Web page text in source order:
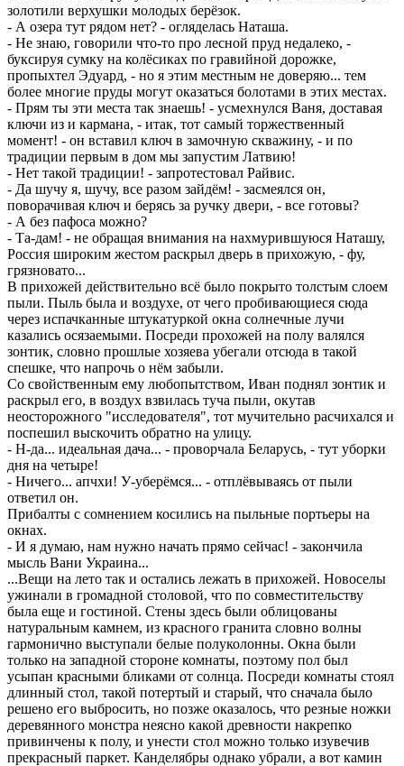
золотили верхушки молодых берёзок.
- А озера тут рядом нет? - огляделась Наташа.
- Не знаю, говорили что-то про лесной пруд недалеко, -
буксируя сумку на колёсиках по гравийной дорожке,
пропыхтел Эдуард, - но я этим местным не доверяю... тем
более многие пруды могут оказаться болотами в этих местах.
- Прям ты эти места так знаешь! - усмехнулся Ваня, доставая
ключи из и кармана, - итак, тот самый торжественный
момент! - он вставил ключ в замочную скважину, - и по
традиции первым в дом мы запустим Латвию!
- Нет такой традиции! - запротестовал Райвис.
- Да шучу я, шучу, все разом зайдём! - засмеялся он,
поворачивая ключ и берясь за ручку двери, - все готовы?
- А без пафоса можно?
- Та-дам! - не обращая внимания на нахмурившуюся Наташу,
Россия широким жестом раскрыл дверь в прихожую, - фу,
грязновато...
В прихожей действительно всё было покрыто толстым слоем
пыли. Пыль была и воздухе, от чего пробивающиеся сюда
через испачканные штукатуркой окна солнечные лучи
казались осязаемыми. Посреди прохожей на полу валялся
зонтик, словно прошлые хозяева убегали отсюда в такой
спешке, что напрочь о нём забыли.
Со свойственным ему любопытством, Иван поднял зонтик и
раскрыл его, в воздух взвилась туча пыли, окутав
неосторожного "исследователя", тот мучительно расчихался и
поспешил выскочить обратно на улицу.
- Н-да... идеальная дача... - проворчала Беларусь, - тут уборки
дня на четыре!
- Ничего... апчхи! У-уберёмся... - отплёвываясь от пыли
ответил он.
Прибалты с сомнением косились на пыльные портьеры на
окнах.
- И я думаю, нам нужно начать прямо сейчас! - закончила
мысль Вани Украина...
...Вещи на лето так и остались лежать в прихожей. Новоселы
ужинали в громадной столовой, что по совместительству
была еще и гостиной. Стены здесь были облицованы
натуральным камнем, из красного гранита словно волны
гармонично выступали белые полуколонны. Окна были
только на западной стороне комнаты, поэтому пол был
усыпан красными бликами от солнца. Посреди комнаты стоял
длинный стол, такой потертый и старый, что сначала было
решено его выбросить, но позже оказалось, что резные ножки
деревянного монстра неясно какой древности накрепко
привинчены к полу, и унести стол можно только изувечив
прекрасный паркет. Канделябры однако убрали, а вот камин